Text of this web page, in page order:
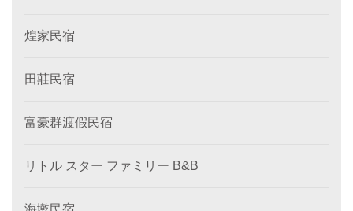
煌家民宿
田莊民宿
富豪群渡假民宿
リトル スター ファミリー B&B